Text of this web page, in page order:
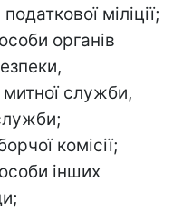
міліції;
органів
служби,
комісії;
інших